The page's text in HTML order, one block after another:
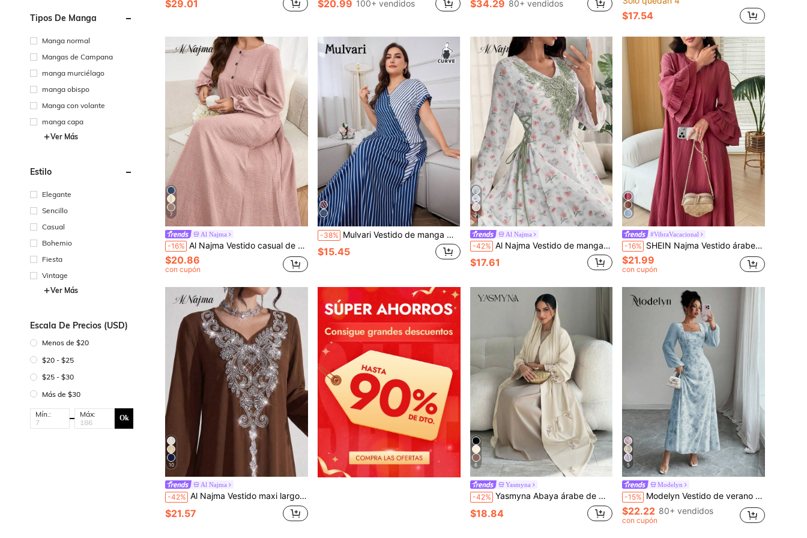
Tipos De Manga
Manga normal
Mangas de Campana
manga murciélago
manga obispo
Manga con volante
manga capa
Ver Más
Estilo
Elegante
Sencillo
Casual
Bohemio
Fiesta
Vintage
Ver Más
Escala De Precios (USD)
Menos de $20
$20 - $25
$25 - $30
Más de $30
Mín.: Máx: Ok
$29.01 $20.99 100+ vendidos $34.29 80+ vendidos
$17.54
7
Al Najma
-16% Al Najma Vestido casual de estilo árabe para mujer, de unicolor, cuello redondo, plisado, para fiestas y viajes
$20.86
con cupón
-38% Mulvari Vestido de manga murciélago estampado a rayas para tallas grandes, vestido largo suelto y casual de verano
$15.45
5
Al Najma
-42% Al Najma Vestido de manga acampanada con cuello en V, estampado floral y efecto tie-dye en contraste, estilo árabe, para primavera/verano
$17.61
#VibraVacacional
-16% SHEIN Najma Vestido árabe para mujer con cuello de diamante, tela texturizada, puños con volantes y manga 3/4, falda completa
$21.99
con cupón
10
Al Najma
-42% Al Najma Vestido maxi largo de manga larga holgado con bordados y cuentas lujosos, estilo tradicional turco y árabe
$21.57
6
Yasmyna
-42% Yasmyna Abaya árabe de manga larga y holgada con estampado floral para mujer
$18.84
5
Modelyn
-15% Modelyn Vestido de verano elegante de manga larga con cuello cuadrado y estampado para mujer
$22.22 80+ vendidos
con cupón